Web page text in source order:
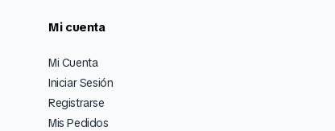
Mi cuenta
Mi Cuenta
Iniciar Sesión
Registrarse
Mis Pedidos